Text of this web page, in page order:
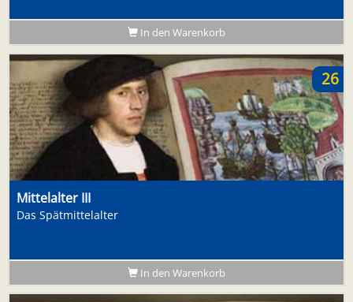
In den Warenkorb
26
Mittelalter III
Das Spätmittelalter
In den Warenkorb